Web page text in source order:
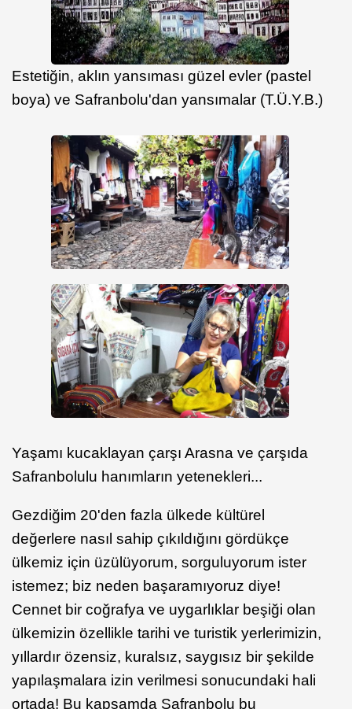
Estetiğin, aklın yansıması güzel evler (pastel
boya) ve Safranbolu'dan yansımalar (T.Ü.Y.B.)
Yaşamı kucaklayan çarşı Arasna ve çarşıda
Safranbolulu hanımların yetenekleri...
Gezdiğim 20'den fazla ülkede kültürel
değerlere nasıl sahip çıkıldığını gördükçe
ülkemiz için üzülüyorum, sorguluyorum ister
istemez; biz neden başaramıyoruz diye!
Cennet bir coğrafya ve uygarlıklar beşiği olan
ülkemizin özellikle tarihi ve turistik yerlerimizin,
yıllardır özensiz, kuralsız, saygısız bir şekilde
yapılaşmalara izin verilmesi sonucundaki hali
ortada! Bu kapsamda Safranbolu bu